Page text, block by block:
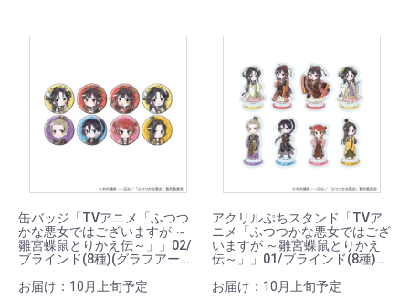
缶バッジ「TVアニメ「ふつつ
かな悪女ではございますが ～
雛宮蝶鼠とりかえ伝～」」02/
ブラインド(8種)(グラフアート
お届け：10月上旬予定
アクリルぷちスタンド「TVア
ニメ「ふつつかな悪女ではござ
いますが ～雛宮蝶鼠とりかえ
伝～」」01/ブラインド(8種)
お届け：10月上旬予定